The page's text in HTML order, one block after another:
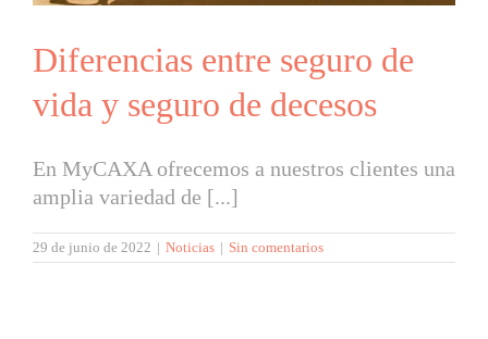
Diferencias entre seguro de
vida y seguro de decesos
En MyCAXA ofrecemos a nuestros clientes una
amplia variedad de [...]
29 de junio de 2022 | Noticias | Sin comentarios